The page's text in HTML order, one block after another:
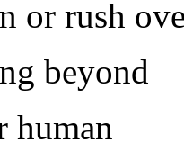
or rush
beyond
human